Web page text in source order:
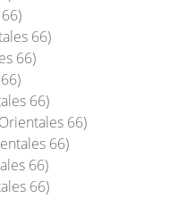
66)
66)
66)
66)
66)
66)
66)